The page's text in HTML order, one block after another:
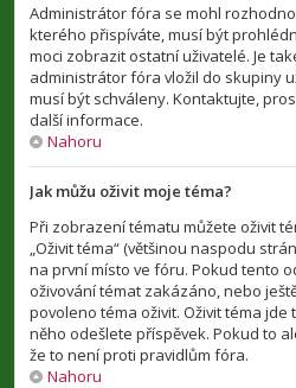
Administrátor fóra se mohl
kterého přispíváte, musí být
moci zobrazit ostatní uživatelé. Je
administrátor fóra vložil do skupiny
musí být schváleny. Kontaktujte,
další informace.
Nahoru
Jak můžu oživit moje téma?
Při zobrazení tématu můžete oživit
„Oživit téma“ (většinou naspodu
na první místo ve fóru. Pokud tento
oživování témat zakázáno, nebo
povoleno téma oživit. Oživit téma
něho odešlete příspěvek. Pokud to
že to není proti pravidlům fóra.
Nahoru